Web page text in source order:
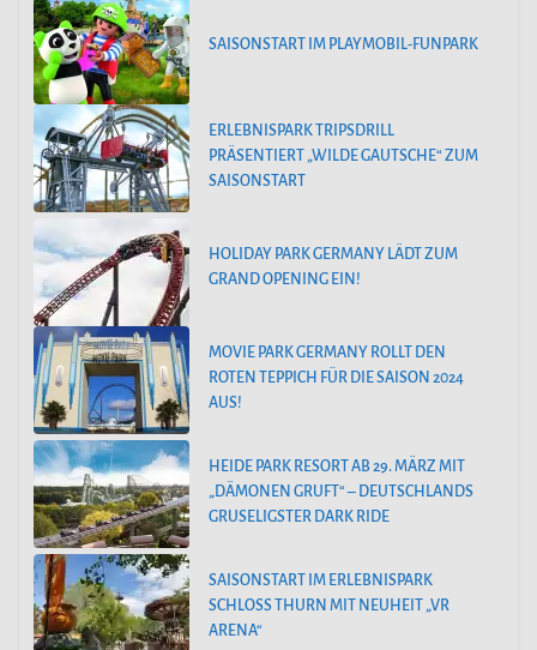
SAISONSTART IM PLAYMOBIL-FUNPARK
ERLEBNISPARK TRIPSDRILL
PRÄSENTIERT „WILDE GAUTSCHE“ ZUM
SAISONSTART
HOLIDAY PARK GERMANY LÄDT ZUM
GRAND OPENING EIN!
MOVIE PARK GERMANY ROLLT DEN
ROTEN TEPPICH FÜR DIE SAISON 2024
AUS!
HEIDE PARK RESORT AB 29. MÄRZ MIT
„DÄMONEN GRUFT“ – DEUTSCHLANDS
GRUSELIGSTER DARK RIDE
SAISONSTART IM ERLEBNISPARK
SCHLOSS THURN MIT NEUHEIT „VR
ARENA“